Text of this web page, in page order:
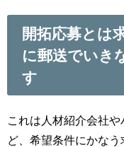
開拓応募とは
に郵送でいき
す
これは人材紹介会社
ど、希望条件にかな